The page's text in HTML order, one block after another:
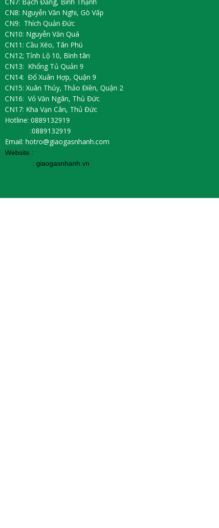
CN8: Nguyễn Văn Nghi, Gò Vấp
CN9: Thích Quản Đức
CN10: Nguyễn Văn Quá
CN11: Cầu Xéo, Tân Phú
CN12; Tỉnh Lộ 10, Bình tân
CN13: Khổng Tủ Quản 9
CN14: Đổ Xuân Hợp, Quận 9
CN15: Xuân Thủy, Thảo Điền, Quận 2
CN16: Vỏ Văn Ngân, Thủ Đức
CN17: Kha Vạn Cân, Thủ Đức
Hotline: 0889132919
:0889132919
Email: hotro@giaogasnhanh.com
Website :
: giaogasnhanh.vn